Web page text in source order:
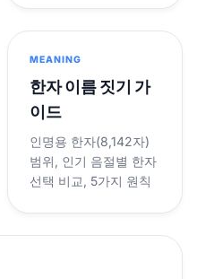
MEANING
한자 이름 짓기 가
이드
인명용 한자(8,142자)
범위, 인기 음절별 한자
선택 비교, 5가지 원칙